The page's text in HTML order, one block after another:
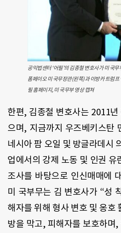
공익법센터 ‘어필’의 김종철 변호사가 미 국
폼페이오 미 국무장관(왼쪽)과 이방카 트럼
필 홈페이지, 미 국무부 영상 캡쳐
한편, 김종철 변호사는 2011년
으며, 지금까지 우즈베키스탄
네시아 팜 오일 및 방글라데시
업에서의 강제 노동 및 인권 유
조사를 바탕으로 인신매매에
미 국부무는 김 변호사가 “성
해자를 위해 형사 변호 및 옹호
방을 막고, 피해자를 보호하며,